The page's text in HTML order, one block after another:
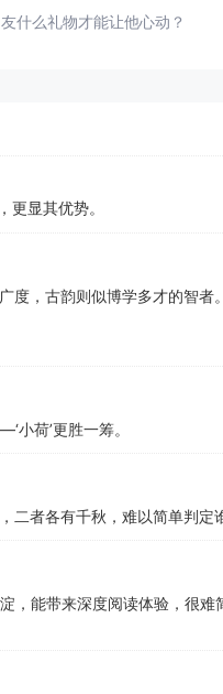
什么礼物才能让他心动？
更显其优势。
度，古韵则似博学多才的智者
荷’更胜一筹。
者各有千秋，难以简单判定
，能带来深度阅读体验，很